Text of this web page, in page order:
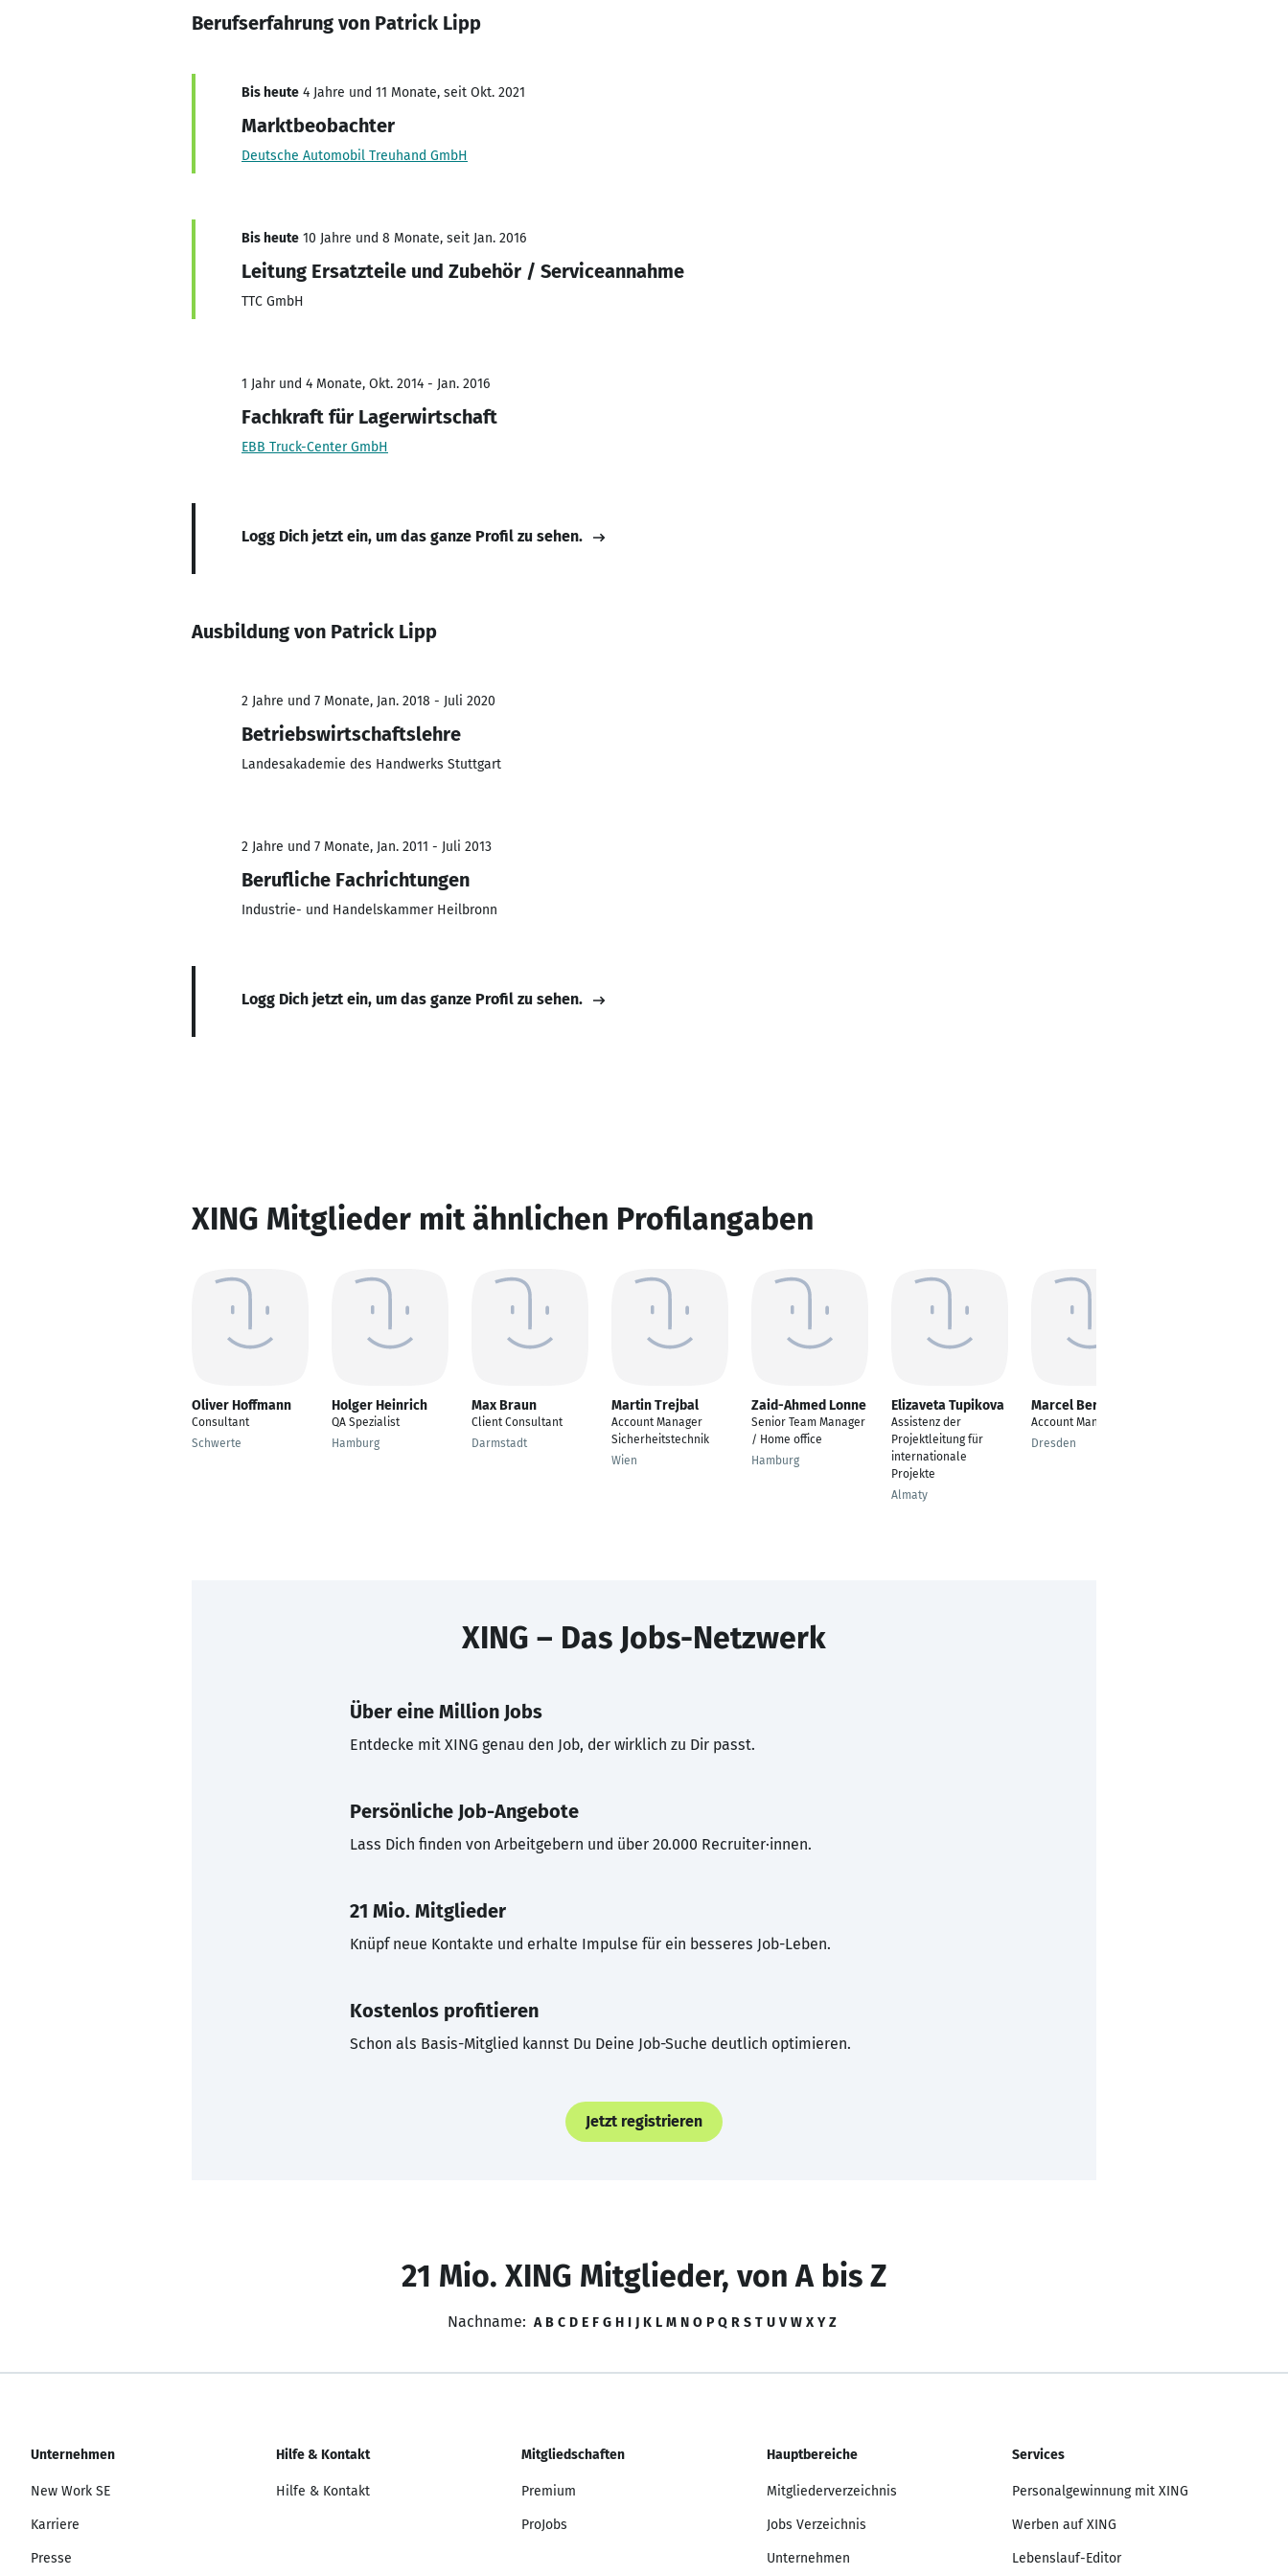
Berufserfahrung von Patrick Lipp
Bis heute 4 Jahre und 11 Monate, seit Okt. 2021
Marktbeobachter
Deutsche Automobil Treuhand GmbH
Bis heute 10 Jahre und 8 Monate, seit Jan. 2016
Leitung Ersatzteile und Zubehör / Serviceannahme
TTC GmbH
1 Jahr und 4 Monate, Okt. 2014 - Jan. 2016
Fachkraft für Lagerwirtschaft
EBB Truck-Center GmbH
Logg Dich jetzt ein, um das ganze Profil zu sehen.
Ausbildung von Patrick Lipp
2 Jahre und 7 Monate, Jan. 2018 - Juli 2020
Betriebswirtschaftslehre
Landesakademie des Handwerks Stuttgart
2 Jahre und 7 Monate, Jan. 2011 - Juli 2013
Berufliche Fachrichtungen
Industrie- und Handelskammer Heilbronn
Logg Dich jetzt ein, um das ganze Profil zu sehen.
XING Mitglieder mit ähnlichen Profilangaben
Oliver Hoffmann
Consultant
Schwerte
Holger Heinrich
QA Spezialist
Hamburg
Max Braun
Client Consultant
Darmstadt
Martin Trejbal
Account Manager
Sicherheitstechnik
Wien
Zaid-Ahmed Lonne
Senior Team Manager
/ Home office
Hamburg
Elizaveta Tupikova
Assistenz der
Projektleitung für
internationale
Projekte
Almaty
Marcel Berndt
Account Manager
Dresden
XING – Das Jobs-Netzwerk
Über eine Million Jobs
Entdecke mit XING genau den Job, der wirklich zu Dir passt.
Persönliche Job-Angebote
Lass Dich finden von Arbeitgebern und über 20.000 Recruiter·innen.
21 Mio. Mitglieder
Knüpf neue Kontakte und erhalte Impulse für ein besseres Job-Leben.
Kostenlos profitieren
Schon als Basis-Mitglied kannst Du Deine Job-Suche deutlich optimieren.
Jetzt registrieren
21 Mio. XING Mitglieder, von A bis Z
Nachname: A B C D E F G H I J K L M N O P Q R S T U V W X Y Z
Unternehmen
New Work SE
Karriere
Presse
Hilfe & Kontakt
Hilfe & Kontakt
Mitgliedschaften
Premium
ProJobs
Hauptbereiche
Mitgliederverzeichnis
Jobs Verzeichnis
Unternehmen
Services
Personalgewinnung mit XING
Werben auf XING
Lebenslauf-Editor